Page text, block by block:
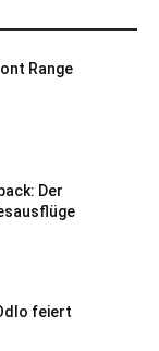
Range
Der
feiert